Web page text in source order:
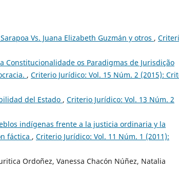
Vs. Juana Elizabeth Guzmán y otros ,
Constitucionalidade os Paradigmas de Jurisdição
, Criterio Jurídico: Vol. 15 Núm. 2 (2015):
del Estado , Criterio Jurídico: Vol. 13 Núm. 2
indígenas frente a la justicia ordinaria y la
fáctica , Criterio Jurídico: Vol. 11 Núm. 1 (2011):
Ordoñez, Vanessa Chacón Núñez, Natalia